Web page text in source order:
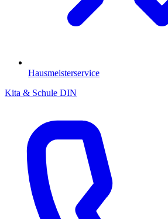
Hausmeisterservice
Kita & Schule DIN